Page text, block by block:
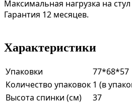
Максимальная нагрузка на стул
Гарантия 12 месяцев.
Характеристики
Упаковки
77*68*57
Количество упаковок 1 (в
Высота спинки (см)
37